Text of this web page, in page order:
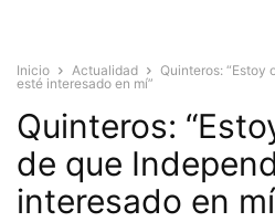
Inicio Actualidad
Quinteros: “Estoy
esté interesado en mí”
Quinteros:
de que
interesado en